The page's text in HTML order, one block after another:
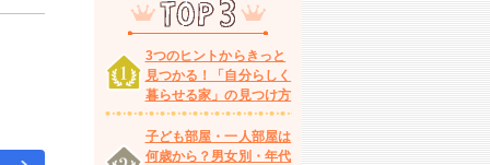
3つのヒントからきっと
見つかる！「自分らしく
暮らせる家」の見つけ方
子ども部屋・一人部屋は
何歳から？男女別・年代